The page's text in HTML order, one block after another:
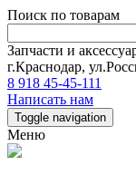
Поиск по товарам
Запчасти и
г.Краснодар,
8 918 45-45-111
Написать нам
Toggle navigation
Меню